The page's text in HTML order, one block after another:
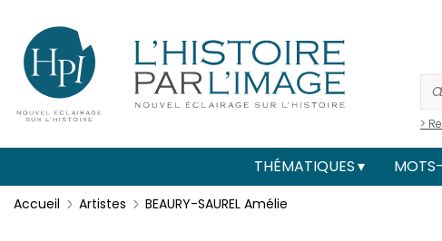
>
Menu
secondaire
(header)
Main
navigation
THÉMATIQUES
Accueil Artistes BEAURY-SAUREL Amélie